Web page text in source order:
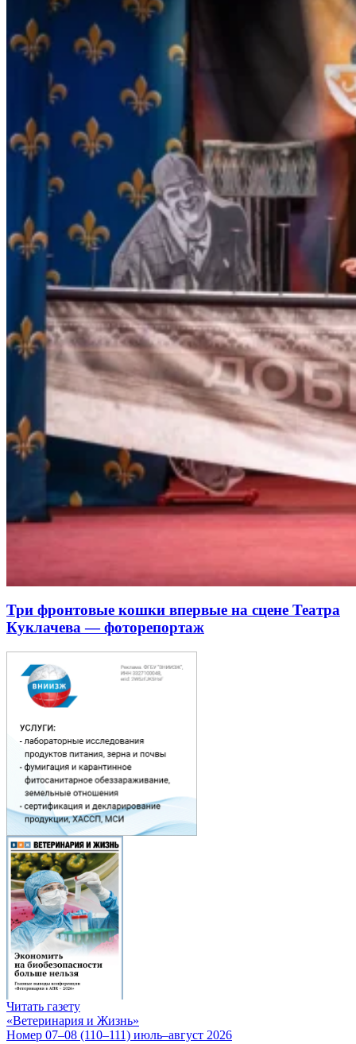
Три фронтовые кошки впервые на сцене Театра
Куклачева — фоторепортаж
Читать газету
«Ветеринария и Жизнь»
Номер 07–08 (110–111) июль–август 2026